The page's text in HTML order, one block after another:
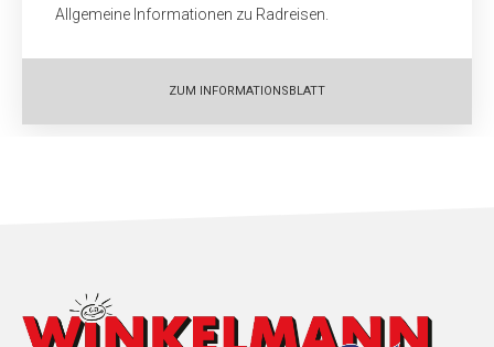
Allgemeine Informationen zu Radreisen.
ZUM INFORMATIONSBLATT